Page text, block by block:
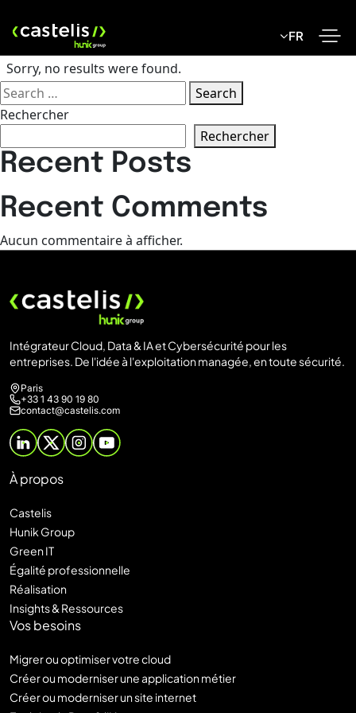
FR
Sorry, no results were found.
Search
for:
Search
Rechercher
Rechercher
Recent Posts
Recent Comments
Aucun commentaire à afficher.
Intégrateur Cloud, Data & IA et Cybersécurité pour les
entreprises. De l'idée à l'exploitation managée, en toute sécurité.
Paris
+33 1 43 90 19 80
contact@castelis.com
À propos
Castelis
Hunik Group
Green IT
Égalité professionnelle
Réalisation
Insights & Ressources
Vos besoins
Migrer ou optimiser votre cloud
Créer ou moderniser une application métier
Créer ou moderniser un site internet